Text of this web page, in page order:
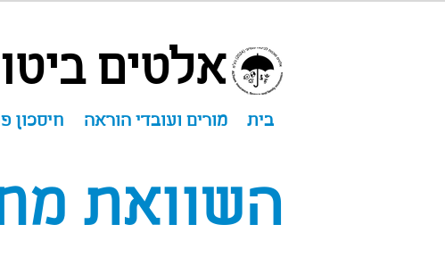
אלטים
בית מורים ועובדי הוראה חיסכון
השוואת